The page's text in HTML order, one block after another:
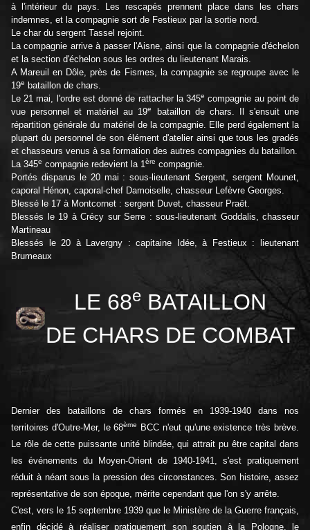
à l'intérieur du pays. Les rescapés prennent place dans les chars
indemnes, et la compagnie sort de Festieux par la sortie nord.
Le char du sergent Tassel rejoint.
La compagnie arrive à passer l'Aisne, ainsi que la compagnie d'échelon
et la section d'échelon sous les ordres du lieutenant Marais.
A Mareuil en Dôle, près de Fismes, la compagnie se regroupe avec le
19e
bataillon de chars.
Le 21 mai, l'ordre est donné de rattacher la 345e compagnie au point de
vue personnel et matériel au 19e
bataillon de chars. Il s'ensuit une
répartition générale du matériel de la compagnie. Elle perd également la
plupart du personnel de son élément d'atelier ainsi que tous les gradés
et chasseurs venus à sa formation des autres compagnies du bataillon.
La 345e compagnie redevient la 1ère compagnie.
Portés disparus le 20 mai : sous-lieutenant Sergent, sergent Mounet,
caporal Hénon, caporal-chef Damoiselle, chasseur Lefèvre Georges.
Blessé le 17 à Montcornet : sergent Duvet, chasseur Praët.
Blessés le 19 à Crécy sur Serre : sous-lieutenant Goddalis, chasseur
Martineau
Blessés le 20 à Lavergny : capitaine Idée, à Festieux : lieutenant
Brumeaux
LE 68e BATAILLON
DE CHARS DE COMBAT
Dernier des bataillons de chars formés en 1939-1940 dans nos
territoires d'Outre-Mer, le 68ème
BCC n'eut qu'une existence très brève.
Le rôle de cette puissante unité blindée, qui attrait pu être capital dans
les événements du Moyen-Orient de 1940-1941, s'est pratiquement
réduit à néant sous la pression des circonstances. Son histoire, assez
représentative de son époque, mérite cependant que l'on s'y arrête.
C'est, vers le 15 septembre 1939 que le Ministère de la Guerre français,
enfin décidé à réaliser pratiquement son soutien à la Pologne, le